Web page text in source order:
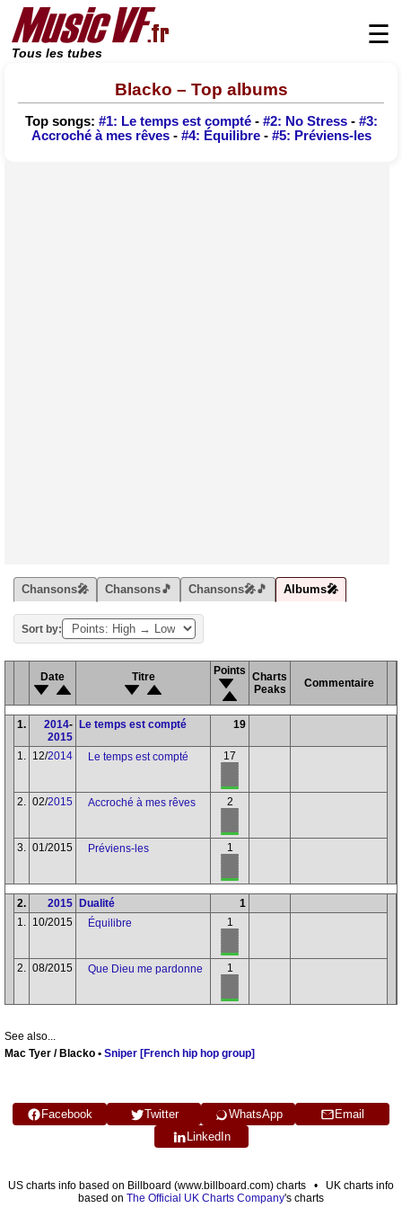
Tous les tubes
☰
Blacko – Top albums
Top songs: #1: Le temps est compté- #2: No Stress- #3:
Accroché à mes rêves- #4: Équilibre- #5: Préviens-les
Chansons🎤 Chansons🎵 Chansons🎤🎵 Albums🎤
Sort by:
Date Titre Points Charts
Peaks
Commentaire
1. 2014-
2015
Le temps est compté 19
1. 12/2014 Le temps est compté 17
2. 02/2015 Accroché à mes rêves 2
3. 01/2015 Préviens-les 1
2. 2015 Dualité
1
1. 10/2015 Équilibre 1
2. 08/2015 Que Dieu me pardonne 1
See also...
Mac Tyer / Blacko • Sniper [French hip hop group]
Facebook Twitter WhatsApp
Email
LinkedIn
US charts info based on Billboard (www.billboard.com) charts • UK charts info
based on The Official UK Charts Company's charts